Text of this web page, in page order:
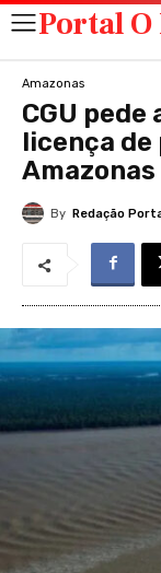
Portal O
Amazonas
CGU pede
licença de
Amazonas
By Redação